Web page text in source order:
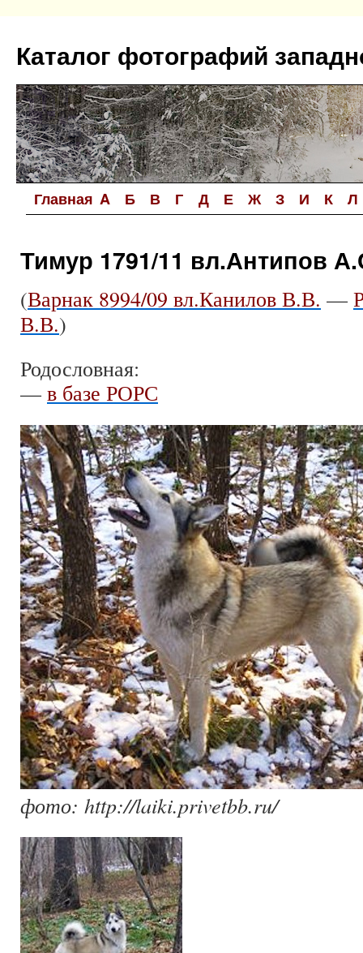
содержимому
Каталог фотографий
Главная A Б В Г Д Е Ж З И К Л
Тимур 1791/11 вл.Антипов
(Варнак 8994/09 вл.Канилов В.В. —
В.В.)
Родословная:
— в базе РОРС
фото: http://laiki.privetbb.ru/